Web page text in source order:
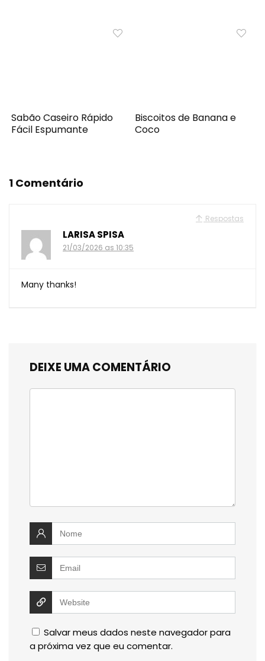
Sabão Caseiro Rápido
Fácil Espumante
Biscoitos de Banana e
Coco
1 Comentário
Respostas
LARISA SPISA
21/03/2026 as 10:35
Many thanks!
DEIXE UMA COMENTÁRIO
Salvar meus dados neste navegador para
a próxima vez que eu comentar.